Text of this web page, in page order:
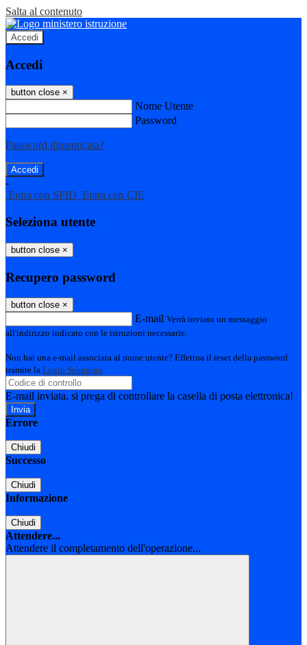
Salta al contenuto
Accedi
Accedi
button close ×
Nome Utente
Password
Password dimenticata?
-
Entra con SPID Entra con CIE
Seleziona utente
button close ×
Recupero password
button close ×
E-mail Verrà inviato un messaggio
all'indirizzo indicato con le istruzioni necessarie.
Non hai una e-mail associata al nome utente? Effettua il reset della password
tramite la Login Spaggiari
E-mail inviata, si prega di controllare la casella di posta elettronica!
Errore
Chiudi
Successo
Chiudi
Informazione
Chiudi
Attendere...
Attendere il completamento dell'operazione...